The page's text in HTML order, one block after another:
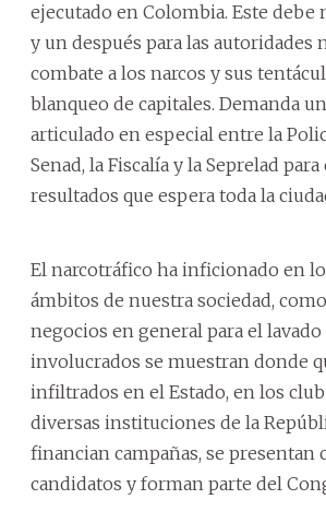
ejecutado en Colombia. Este debe
y un después para las autoridades
combate a los narcos y sus
blanqueo de capitales. Demanda
articulado en especial entre la
Senad, la Fiscalía y la Seprelad
resultados que espera toda la
El narcotráfico ha inficionado en
ámbitos de nuestra sociedad,
negocios en general para el
involucrados se muestran donde
infiltrados en el Estado, en los
diversas instituciones de la
financian campañas, se presentan
candidatos y forman parte del